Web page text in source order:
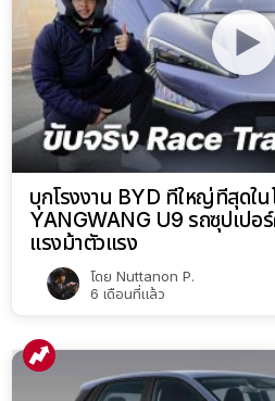
บุกโรงงาน BYD ที่ใหญ่ที่สุดใ
YANGWANG U9 รถซุปเปอ
แรงม้าตัวแรง
โดย Nuttanon P.
6 เดือนที่แล้ว